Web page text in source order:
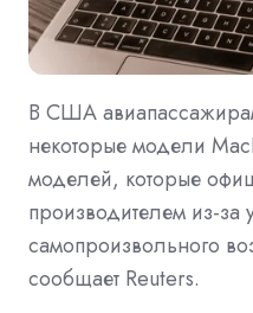
В США
некоторые модели
моделей, которые
производителем из-за
самопроизвольного
сообщает Reuters.